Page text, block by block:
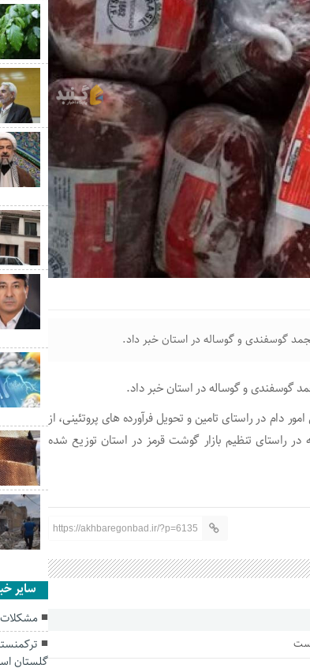
در راستای تامین و تحویل فرآورده های پروتئینی، از
و گوساله در راستای تنظیم بازار گوشت قرمز در استان توزیع شده
https://akhbaregonbad.ir/?p=6135
سایر
گلستان